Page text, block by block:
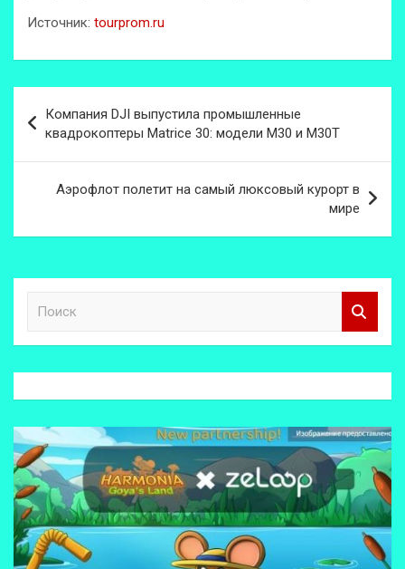
Источник: tourprom.ru
по
записям
Компания DJI выпустила промышленные
квадрокоптеры Matrice 30: модели M30 и M30T
Аэрофлот полетит на самый люксовый курорт в
мире
к